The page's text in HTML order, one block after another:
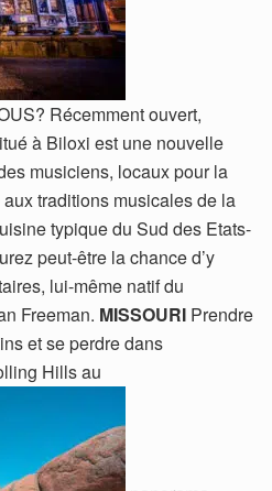
Récemment ouvert,
à Biloxi est une nouvelle
musiciens, locaux pour la
traditions musicales de la
typique du Sud des Etats-
peut-être la chance d’y
lui-même natif du
Freeman. MISSOURI Prendre
et se perdre dans
Hills au